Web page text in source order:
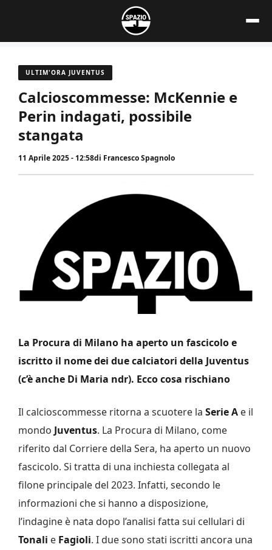
contenuto
ULTIM'ORA JUVENTUS
Calcioscommesse: McKennie e
Perin indagati, possibile
stangata
11 Aprile 2025 - 12:58di Francesco Spagnolo
La Procura di Milano ha aperto un fascicolo e
iscritto il nome dei due calciatori della Juventus
(c’è anche Di Maria ndr). Ecco cosa rischiano
Il calcioscommesse ritorna a scuotere la Serie A e il
mondo Juventus. La Procura di Milano, come
riferito dal Corriere della Sera, ha aperto un nuovo
fascicolo. Si tratta di una inchiesta collegata al
filone principale del 2023. Infatti, secondo le
informazioni che si hanno a disposizione,
l’indagine è nata dopo l’analisi fatta sui cellulari di
Tonali e Fagioli. I due sono stati iscritti ancora una